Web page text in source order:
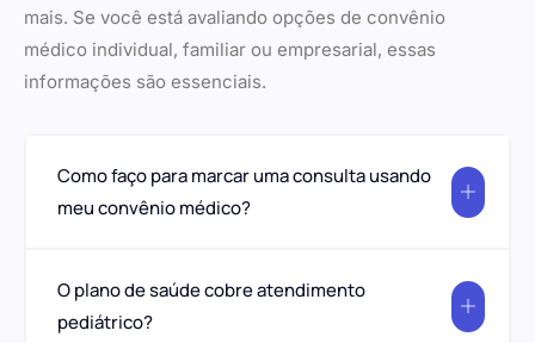
mais. Se você está avaliando opções de convênio
médico individual, familiar ou empresarial, essas
informações são essenciais.
Como faço para marcar uma consulta usando
meu convênio médico?
O plano de saúde cobre atendimento
pediátrico?